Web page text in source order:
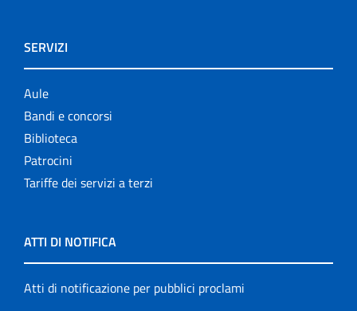
SERVIZI
Aule
Bandi e concorsi
Biblioteca
Patrocini
Tariffe dei servizi a terzi
ATTI DI NOTIFICA
Atti di notificazione per pubblici proclami